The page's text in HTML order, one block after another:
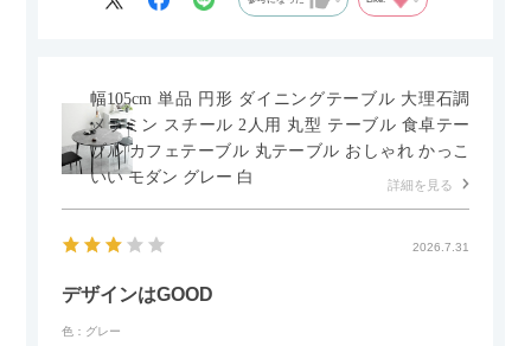
かなというのも気になります。
幅105cm 単品 円形 ダイニングテーブル 大理石調
メラミン スチール 2人用 丸型 テーブル 食卓テー
ブル カフェテーブル 丸テーブル おしゃれ かっこ
いい モダン グレー 白
詳細を見る
2026.7.31
デザインはGOOD
色：グレー